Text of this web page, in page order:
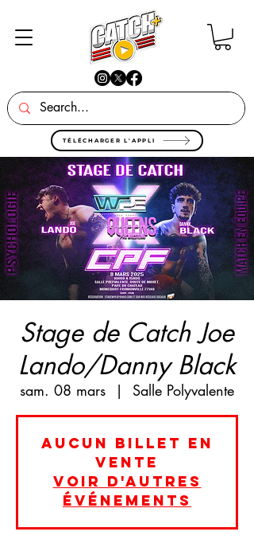
TÉLÉCHARGER L'APPLI
Stage de Catch Joe
Lando/Danny Black
sam. 08 mars
  |
Salle Polyvalente
Aucun billet en
vente
Voir d'autres
événements